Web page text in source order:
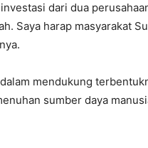
dari dua
Saya harap masyarakat
mendukung
sumber daya